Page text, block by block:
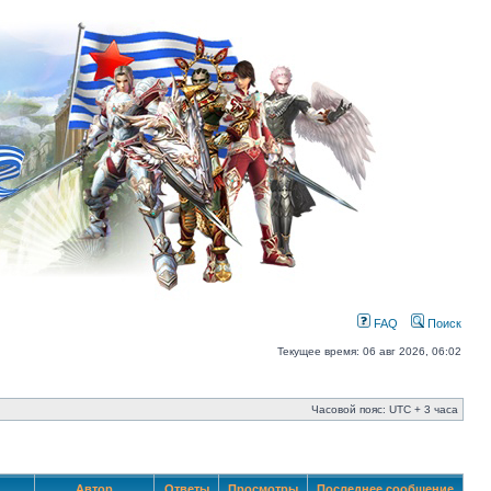
FAQ Поиск
Текущее время: 06 авг 2026, 06:02
Часовой пояс: UTC + 3 часа